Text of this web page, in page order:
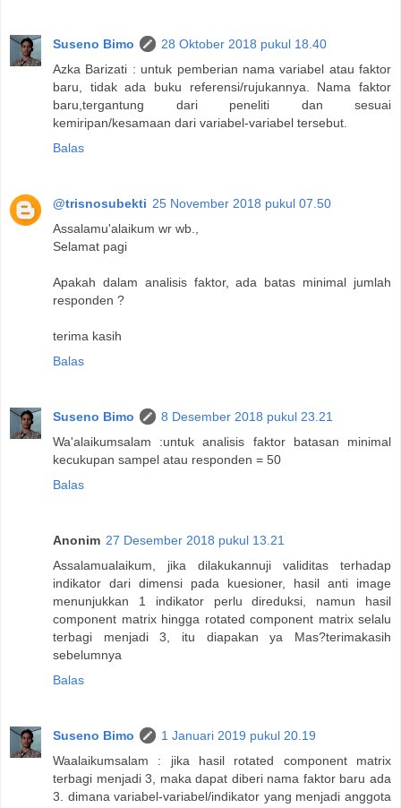
Suseno Bimo
28 Oktober 2018 pukul 18.40
Azka Barizati : untuk pemberian nama variabel atau faktor
baru, tidak ada buku referensi/rujukannya. Nama faktor
baru,tergantung dari peneliti dan sesuai
kemiripan/kesamaan dari variabel-variabel tersebut.
Balas
@trisnosubekti 25 November 2018 pukul 07.50
Assalamu'alaikum wr wb.,
Selamat pagi
Apakah dalam analisis faktor, ada batas minimal jumlah
responden ?
terima kasih
Balas
Suseno Bimo
8 Desember 2018 pukul 23.21
Wa'alaikumsalam :untuk analisis faktor batasan minimal
kecukupan sampel atau responden = 50
Balas
Anonim 27 Desember 2018 pukul 13.21
Assalamualaikum, jika dilakukannuji validitas terhadap
indikator dari dimensi pada kuesioner, hasil anti image
menunjukkan 1 indikator perlu direduksi, namun hasil
component matrix hingga rotated component matrix selalu
terbagi menjadi 3, itu diapakan ya Mas?terimakasih
sebelumnya
Balas
Suseno Bimo
1 Januari 2019 pukul 20.19
Waalaikumsalam : jika hasil rotated component matrix
terbagi menjadi 3, maka dapat diberi nama faktor baru ada
3. dimana variabel-variabel/indikator yang menjadi anggota